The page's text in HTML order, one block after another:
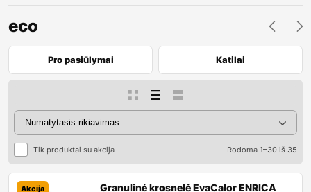
eco
Pro pasiūlymai Katilai
Tik produktai su akcija Rodoma 1–30 iš 35
Akcija
Granulinė krosnelė EvaCalor ENRICA